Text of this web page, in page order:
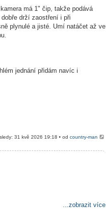
má 1" čip, takže podává
drží zaostření i při
plynulé a jisté. Umí natáčet až ve
jednání přidám navíc i
31 kvě 2026 19:18 • odcountry-man
...zobrazit více